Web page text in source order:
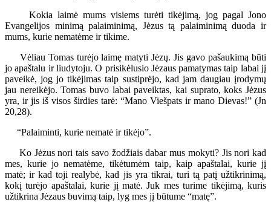
Kokia laimė mums visiems turėti tikėjimą, jog pagal Jono
Evangelijos minimą palaiminimą, Jėzus tą palaiminimą duoda ir
mums, kurie nematėme ir tikime.
Vėliau Tomas turėjo laimę matyti Jėzų. Jis gavo pašaukimą būti
jo apaštalu ir liudytoju. O prisikėlusio Jėzaus pamatymas taip labai jį
paveikė, jog jo tikėjimas taip sustiprėjo, kad jam daugiau įrodymų
jau nereikėjo. Tomas buvo labai paveiktas, kai suprato, koks Jėzus
yra, ir jis iš visos širdies tarė: “Mano Viešpats ir mano Dievas!” (Jn
20,28).
“Palaiminti, kurie nematė ir tikėjo”.
Ko Jėzus nori tais savo žodžiais dabar mus mokyti? Jis nori kad
mes, kurie jo nematėme, tikėtumėm taip, kaip apaštalai, kurie jį
matė; ir kad toji realybė, kad jis yra tikrai, turi tą patį užtikrinimą,
kokį turėjo apaštalai, kurie jį matė. Juk mes turime tikėjimą, kuris
užtikrina Jėzaus buvimą taip, lyg mes jį būtume “matę”.